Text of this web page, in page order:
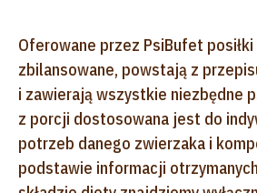
Oferowane przez PsiBufet
zbilansowane, powstają z
i zawierają wszystkie niezbędne
z porcji dostosowana jest do
potrzeb danego zwierzaka i
podstawie informacji